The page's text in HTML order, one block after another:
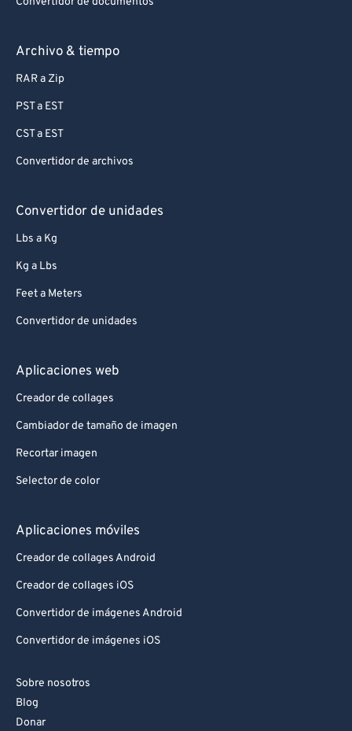
Archivo & tiempo
RAR a Zip
PST a EST
CST a EST
Convertidor de archivos
Convertidor de unidades
Lbs a Kg
Kg a Lbs
Feet a Meters
Convertidor de unidades
Aplicaciones web
Creador de collages
Cambiador de tamaño de imagen
Recortar imagen
Selector de color
Aplicaciones móviles
Creador de collages Android
Creador de collages iOS
Convertidor de imágenes Android
Convertidor de imágenes iOS
Sobre nosotros
Blog
Donar